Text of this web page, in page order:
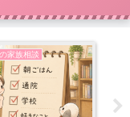
家族相談